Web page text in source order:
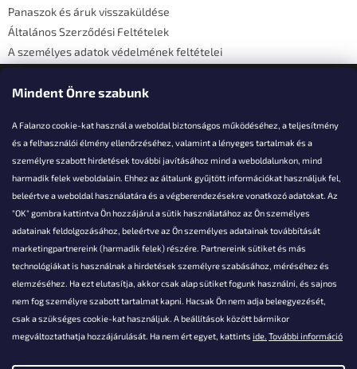
Mindent Önre szabunk
A Falanzo cookie-kat használ a weboldal biztonságos működéséhez, a teljesítmény
és a felhasználói élmény ellenőrzéséhez, valamint a lényeges tartalmak és a
személyre szabott hirdetések további javításához mind a weboldalunkon, mind
harmadik felek weboldalain. Ehhez az általunk gyűjtött információkat használjuk fel,
beleértve a weboldal használatára és a végberendezésekre vonatkozó adatokat. Az
"OK" gombra kattintva Ön hozzájárul a sütik használatához az Ön személyes
adatainak feldolgozásához, beleértve az Ön személyes adatainak továbbítását
marketingpartnereink (harmadik felek) részére. Partnereink sütiket és más
technológiákat is használnak a hirdetések személyre szabásához, méréséhez és
elemzéséhez. Ha ezt elutasítja, akkor csak alap sütiket fogunk használni, és sajnos
nem fog személyre szabott tartalmat kapni. Hacsak Ön nem adja beleegyezését,
csak a szükséges cookie-kat használjuk. A beállítások között bármikor
megváltoztathatja hozzájárulását. Ha nem ért egyet, kattints ide. További információ
Panaszok és áruk visszaküldése
Általános Szerződési Feltételek
A személyes adatok védelmének feltételei
Elérhetőségi adatok
Akarsz kérdezni valamit?
info@falanzo.hu